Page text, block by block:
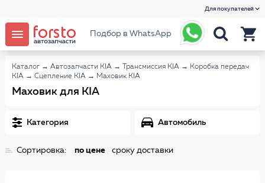
Для покупателей
Подбор в WhatsApp
Каталог → Автозапчасти KIA → Трансмиссия KIA → Коробка передач
KIA → Сцепление KIA → Маховик KIA
Маховик для KIA
Категория Автомобиль
Сортировка: по цене сроку доставки